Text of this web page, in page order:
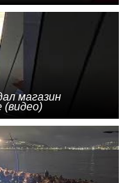
магазин
(видео)